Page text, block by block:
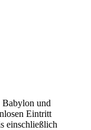
Babylon und
Eintritt
einschließlich